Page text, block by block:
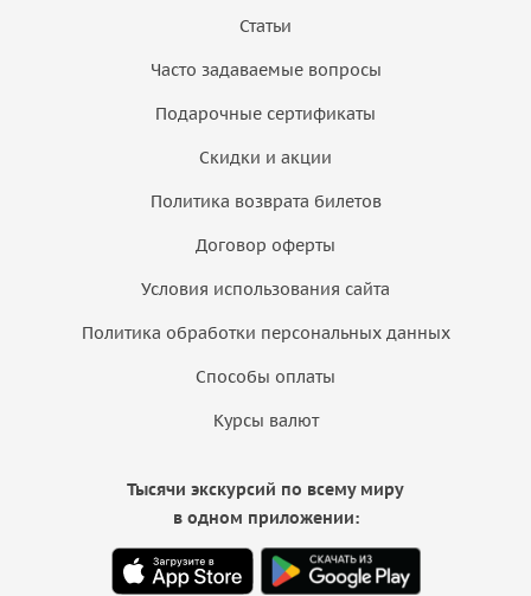
Статьи
Часто задаваемые вопросы
Подарочные сертификаты
Скидки и акции
Политика возврата билетов
Договор оферты
Условия использования сайта
Политика обработки персональных данных
Способы оплаты
Курсы валют
Тысячи экскурсий по всему миру
в одном приложении: